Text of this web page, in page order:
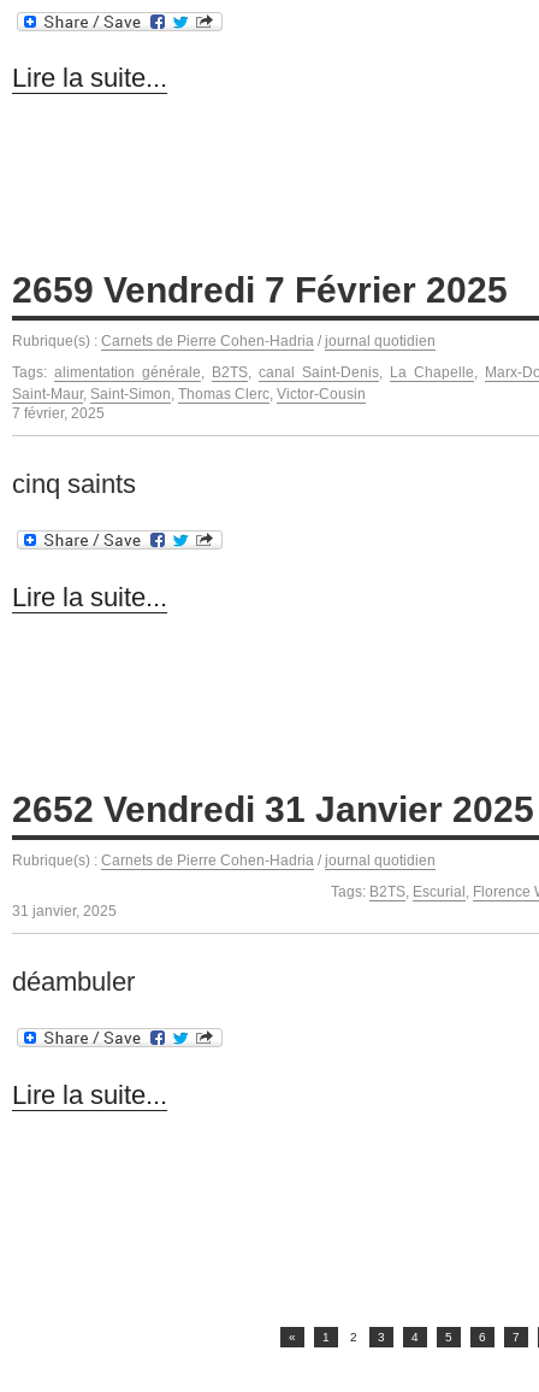
Lire la suite...
2659 Vendredi 7 Février 2025
Rubrique(s) : Carnets de Pierre Cohen-Hadria / journal quotidien
Tags: alimentation générale, B2TS, canal Saint-Denis, La Chapelle, Marx-
Saint-Maur, Saint-Simon, Thomas Clerc, Victor-Cousin
7 février, 2025
cinq saints
Lire la suite...
2652 Vendredi 31 Janvier 2025
Rubrique(s) : Carnets de Pierre Cohen-Hadria / journal quotidien
Tags: B2TS, Escurial , Florence
31 janvier, 2025
déambuler
Lire la suite...
« 1 2 3 4 5 6 7